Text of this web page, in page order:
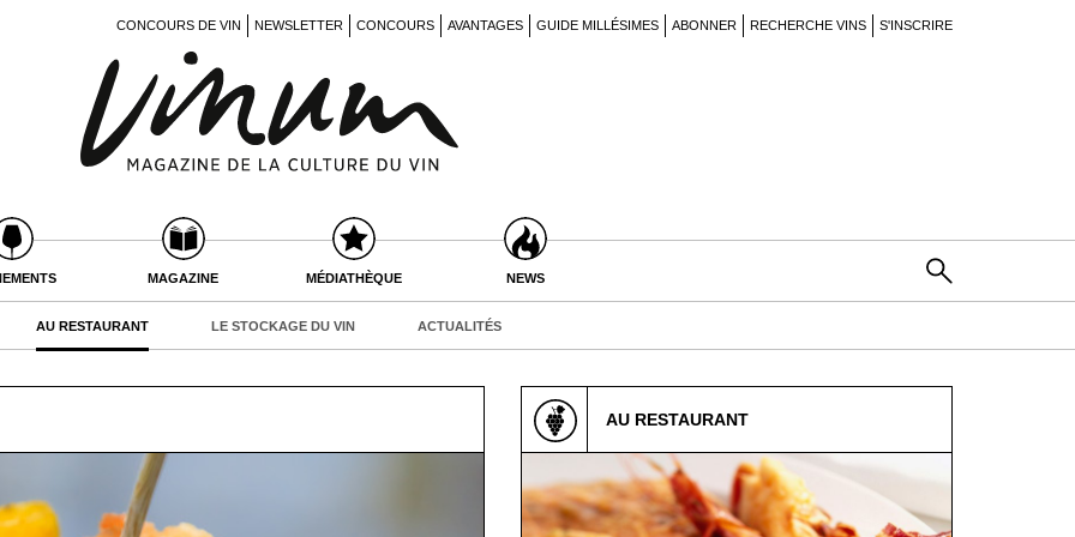
CONCOURS DE VIN NEWSLETTER CONCOURS AVANTAGES GUIDE MILLÉSIMES ABONNER RECHERCHE VINS S'INSCRIRE
MAGAZINE MÉDIATHÈQUE NEWS
AU RESTAURANT LE STOCKAGE DU VIN ACTUALITÉS
AU RESTAURANT